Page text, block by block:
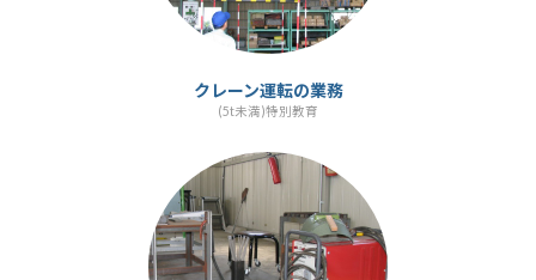
クレーン運転の業務
(5t未満)特別教育